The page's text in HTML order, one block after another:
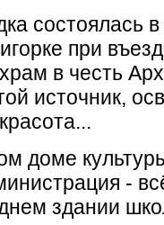
состоялась
при
в честь
источник,
доме
-
здании